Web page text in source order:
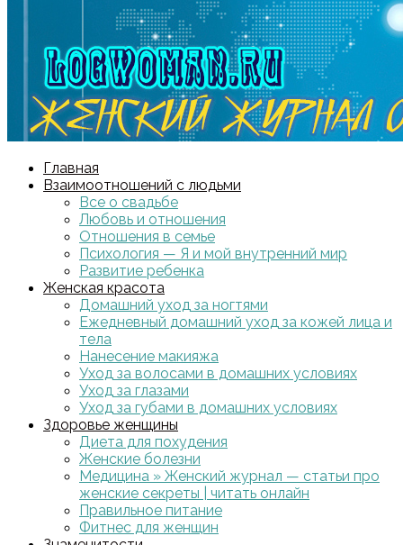
Главная
Взаимоотношений с людьми
Все о свадьбе
Любовь и отношения
Отношения в семье
Психология — Я и мой внутренний мир
Развитие ребенка
Женская красота
Домашний уход за ногтями
Ежедневный домашний уход за кожей лица и
тела
Нанесение макияжа
Уход за волосами в домашних условиях
Уход за глазами
Уход за губами в домашних условиях
Здоровье женщины
Диета для похудения
Женские болезни
Медицина » Женский журнал — статьи про
женские секреты | читать онлайн
Правильное питание
Фитнес для женщин